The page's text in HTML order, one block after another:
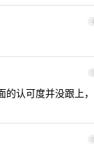
4
5
认可度并没跟上，
6